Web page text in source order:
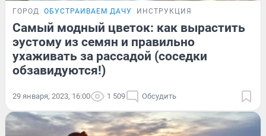
ГОРОД ОБУСТРАИВАЕМ ДАЧУ ИНСТРУКЦИЯ
Самый модный цветок: как вырастить
эустому из семян и правильно
ухаживать за рассадой (соседки
обзавидуются!)
29 января, 2023, 16:00 1 509 Обсудить